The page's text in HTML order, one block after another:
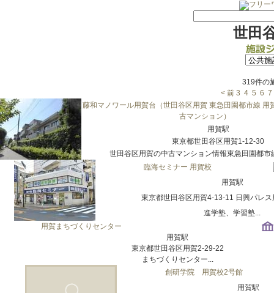
世田
319件の
< 前 3 4 5 6 7
藤和マノワール用賀台（世田谷区用賀 東急田園都市線 用
古マンション）
用賀駅
東京都世田谷区用賀1-12-30
世田谷区用賀の中古マンション情報東急田園都市
臨海セミナー 用賀校
用賀駅
東京都世田谷区用賀4-13-11 日興パレ
進学塾、学習塾...
用賀まちづくりセンター
用賀駅
東京都世田谷区用賀2-29-22
まちづくりセンター...
創研学院 用賀校2号館
用賀駅